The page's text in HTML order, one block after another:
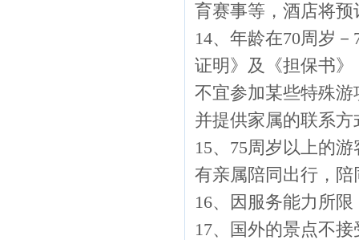
育赛事等，酒店将
14、年龄在70周岁
证明》及《担保书
不宜参加某些特殊
并提供家属的联系方
15、75周岁以上的
有亲属陪同出行，
16、因服务能力所
17、国外的景点不